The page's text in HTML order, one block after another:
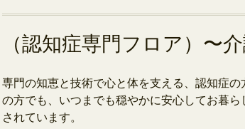
（認知症専門フロア）〜
専門の知恵と技術で心と体を支える、認知症
の方でも、いつまでも穏やかに安心してお暮
されています。